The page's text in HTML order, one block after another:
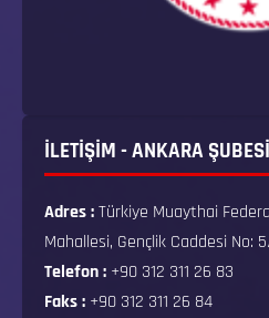
İLETİŞİM - ANKARA ŞUBESİ
Adres :Türkiye Muaythai
Mahallesi, Gençlik Caddesi No:
Telefon : +90 312 311 26 83
Faks : +90 312 311 26 84